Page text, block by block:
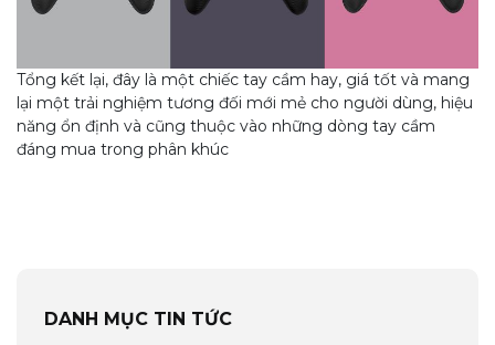
Tổng kết lại, đây là một chiếc tay cầm hay, giá tốt và mang
lại một trải nghiệm tương đối mới mẻ cho người dùng, hiệu
năng ổn định và cũng thuộc vào những dòng tay cầm
đáng mua trong phân khúc
DANH MỤC TIN TỨC